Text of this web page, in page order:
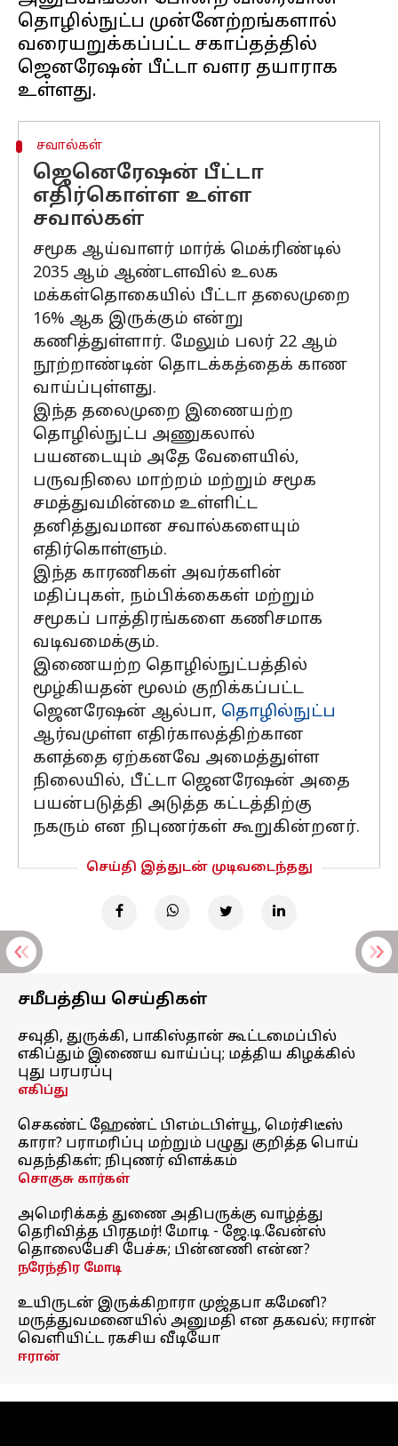
தொழில்நுட்ப முன்னேற்றங்களால்
வரையறுக்கப்பட்ட சகாப்தத்தில்
ஜெனரேஷன் பீட்டா வளர தயாராக
சவால்கள்
ஜெனெரேஷன் பீட்டா
எதிர்கொள்ள உள்ள
சவால்கள்
சமூக ஆய்வாளர் மார்க் மெக்ரிண்டில்
2035 ஆம் ஆண்டளவில் உலக
மக்கள்தொகையில் பீட்டா தலைமுறை
16% ஆக இருக்கும் என்று
கணித்துள்ளார். மேலும் பலர் 22 ஆம்
நூற்றாண்டின் தொடக்கத்தைக் காண
வாய்ப்புள்ளது.
இந்த தலைமுறை இணையற்ற
தொழில்நுட்ப அணுகலால்
பயனடையும் அதே வேளையில்,
பருவநிலை மாற்றம் மற்றும் சமூக
சமத்துவமின்மை உள்ளிட்ட
தனித்துவமான சவால்களையும்
எதிர்கொள்ளும்.
இந்த காரணிகள் அவர்களின்
மதிப்புகள், நம்பிக்கைகள் மற்றும்
சமூகப் பாத்திரங்களை கணிசமாக
வடிவமைக்கும்.
இணையற்ற தொழில்நுட்பத்தில்
மூழ்கியதன் மூலம் குறிக்கப்பட்ட
ஜெனரேஷன் ஆல்பா, தொழில்நுட்ப
ஆர்வமுள்ள எதிர்காலத்திற்கான
களத்தை ஏற்கனவே அமைத்துள்ள
நிலையில், பீட்டா ஜெனரேஷன் அதை
பயன்படுத்தி அடுத்த கட்டத்திற்கு
நகரும் என நிபுணர்கள் கூறுகின்றனர்.
செய்தி இத்துடன் முடிவடைந்தது
சமீபத்திய செய்திகள்
சவுதி, துருக்கி, பாகிஸ்தான் கூட்டமைப்பில்
எகிப்தும் இணைய வாய்ப்பு; மத்திய கிழக்கில்
புது பரபரப்பு
எகிப்து
செகண்ட் ஹேண்ட் பிஎம்டபிள்யூ, மெர்சிடீஸ்
காரா? பராமரிப்பு மற்றும் பழுது குறித்த பொய்
வதந்திகள்; நிபுணர் விளக்கம்
சொகுசு கார்கள்
அமெரிக்கத் துணை அதிபருக்கு வாழ்த்து
தெரிவித்த பிரதமர்! மோடி - ஜே.டி.வேன்ஸ்
தொலைபேசி பேச்சு; பின்னணி என்ன?
நரேந்திர மோடி
உயிருடன் இருக்கிறாரா முஜ்தபா கமேனி?
மருத்துவமனையில் அனுமதி என தகவல்; ஈரான்
வெளியிட்ட ரகசிய வீடியோ
ஈரான்